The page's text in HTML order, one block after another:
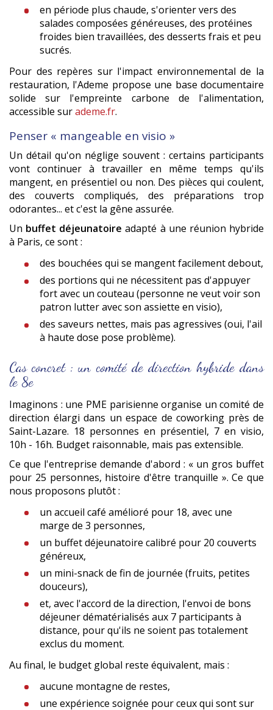
en période plus chaude, s'orienter vers des
salades composées généreuses, des protéines
froides bien travaillées, des desserts frais et peu
sucrés.
Pour des repères sur l'impact environnemental de la
restauration, l'Ademe propose une base documentaire
solide sur l'empreinte carbone de l'alimentation,
accessible surademe.fr.
Penser « mangeable en visio »
Un détail qu'on néglige souvent : certains participants
vont continuer à travailler en même temps qu'ils
mangent, en présentiel ou non. Des pièces qui coulent,
des couverts compliqués, des préparations trop
odorantes... et c'est la gêne assurée.
Un buffet déjeunatoire adapté à une réunion hybride
à Paris, ce sont :
des bouchées qui se mangent facilement debout,
des portions qui ne nécessitent pas d'appuyer
fort avec un couteau (personne ne veut voir son
patron lutter avec son assiette en visio),
des saveurs nettes, mais pas agressives (oui, l'ail
à haute dose pose problème).
Cas concret : un comité de direction hybride dans
le 8e
Imaginons : une PME parisienne organise un comité de
direction élargi dans un espace de coworking près de
Saint-Lazare. 18 personnes en présentiel, 7 en visio,
10h - 16h. Budget raisonnable, mais pas extensible.
Ce que l'entreprise demande d'abord : « un gros buffet
pour 25 personnes, histoire d'être tranquille ». Ce que
nous proposons plutôt :
un accueil café amélioré pour 18, avec une
marge de 3 personnes,
un buffet déjeunatoire calibré pour 20 couverts
généreux,
un mini-snack de fin de journée (fruits, petites
douceurs),
et, avec l'accord de la direction, l'envoi de bons
déjeuner dématérialisés aux 7 participants à
distance, pour qu'ils ne soient pas totalement
exclus du moment.
Au final, le budget global reste équivalent, mais :
aucune montagne de restes,
une expérience soignée pour ceux qui sont sur